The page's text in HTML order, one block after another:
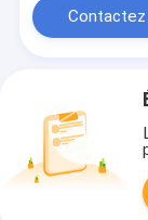
Contactez